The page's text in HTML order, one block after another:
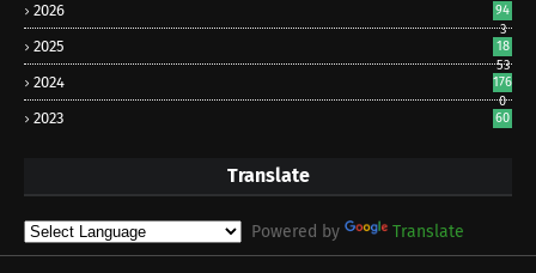
2026
94
3
2025
18
53
2024
176
0
2023 60
Translate
Powered by Translate